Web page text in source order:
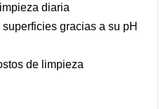
diaria
gracias a su pH
de limpieza